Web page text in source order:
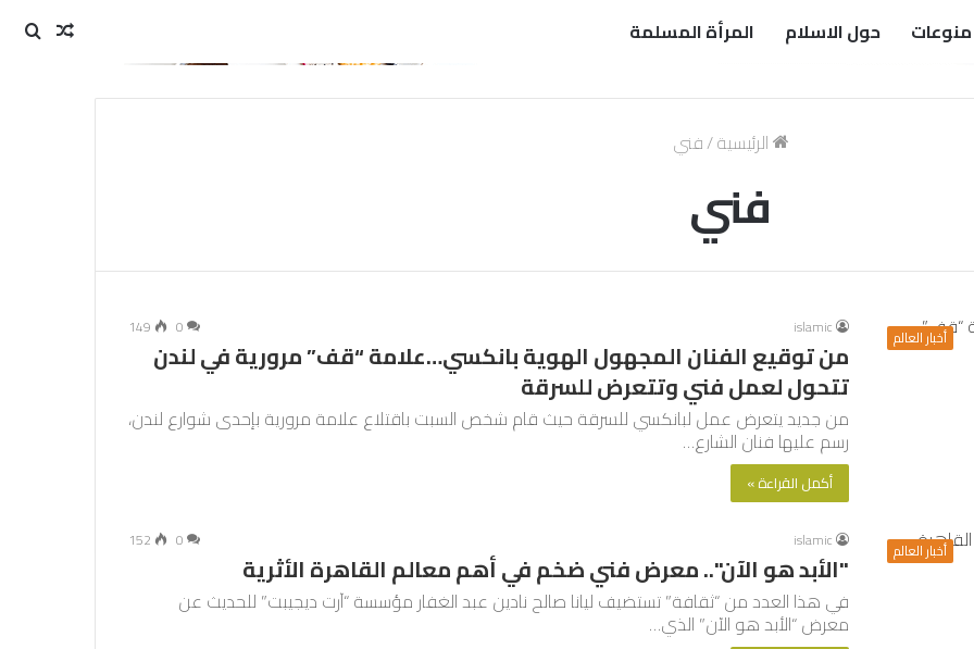
منوعات حول الاسلام المرأة المسلمة
مقال
الرئيسية/فني
فني
أخبار العالم islamic
0
149
من توقيع الفنان المجهول الهوية بانكسي…علامة “قف” مرورية في لندن
تتحول لعمل فني وتتعرض للسرقة
من جديد يتعرض عمل لبانكسي للسرقة حيث قام شخص السبت باقتلاع علامة مرورية بإحدى شوارع لندن،
رسم عليها فنان الشارع…
أكمل القراءة »
أخبار العالم islamic
0
152
"الأبد هو الآن".. معرض فني ضخم في أهم معالم القاهرة الأثرية
في هذا العدد من “ثقافة” تستضيف ليانا صالح نادين عبد الغفار مؤسسة “آرت ديجيبت” للحديث عن
معرض “الأبد هو الآن” الذي…